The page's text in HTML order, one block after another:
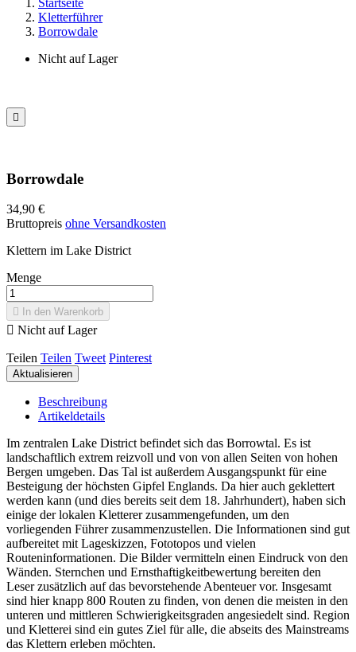
Startseite
Kletterführer
Borrowdale
Nicht auf Lager

Borrowdale
34,90 €
Bruttopreis ohne Versandkosten
Klettern im Lake District
Menge
 In den Warenkorb
 Nicht auf Lager
Teilen Teilen Tweet Pinterest
Beschreibung
Artikeldetails
Im zentralen Lake District befindet sich das Borrowtal. Es ist
landschaftlich extrem reizvoll und von von allen Seiten von hohen
Bergen umgeben. Das Tal ist außerdem Ausgangspunkt für eine
Besteigung der höchsten Gipfel Englands. Da hier auch geklettert
werden kann (und dies bereits seit dem 18. Jahrhundert), haben sich
einige der lokalen Kletterer zusammengefunden, um den
vorliegenden Führer zusammenzustellen. Die Informationen sind gut
aufbereitet mit Lageskizzen, Fototopos und vielen
Routeninformationen. Die Bilder vermitteln einen Eindruck von den
Wänden. Sternchen und Ernsthaftigkeitbewertung bereiten den
Leser zusätzlich auf das bevorstehende Abenteuer vor. Insgesamt
sind hier knapp 800 Routen zu finden, von denen die meisten in den
unteren und mittleren Schwierigkeitsgraden angesiedelt sind. Region
und Kletterei sind ein gutes Ziel für alle, die abseits des Mainstreams
das Klettern erleben möchten.